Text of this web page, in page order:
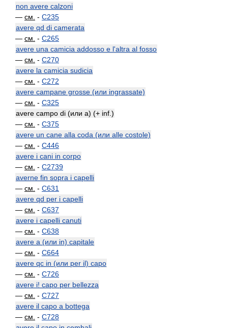
non avere calzoni
— см. - C235
avere qd di camerata
— см. - C265
avere una camicia addosso e l'altra al fosso
— см. - C270
avere la camicia sudicia
— см. - C272
avere campane grosse (или ingrassate)
— см. - C325
avere campo di (или a) (+ inf.)
— см. - C375
avere un cane alla coda (или alle costole)
— см. - C446
avere i cani in corpo
— см. - C2739
averne fin sopra i capelli
— см. - C631
avere qd per i capelli
— см. - C637
avere i capelli canuti
— см. - C638
avere a (или in) capitale
— см. - C664
avere qc in (или per il) capo
— см. - C726
avere i! capo per bellezza
— см. - C727
avere il capo a bottega
— см. - C728